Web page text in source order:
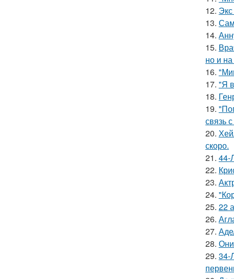
12.
13.
14.
15.
но и
16.
17. "Я
18.
19.
связь
20.
скоро.
21. 44-
22.
23.
24.
25. 22
26.
27.
28.
29. 34-